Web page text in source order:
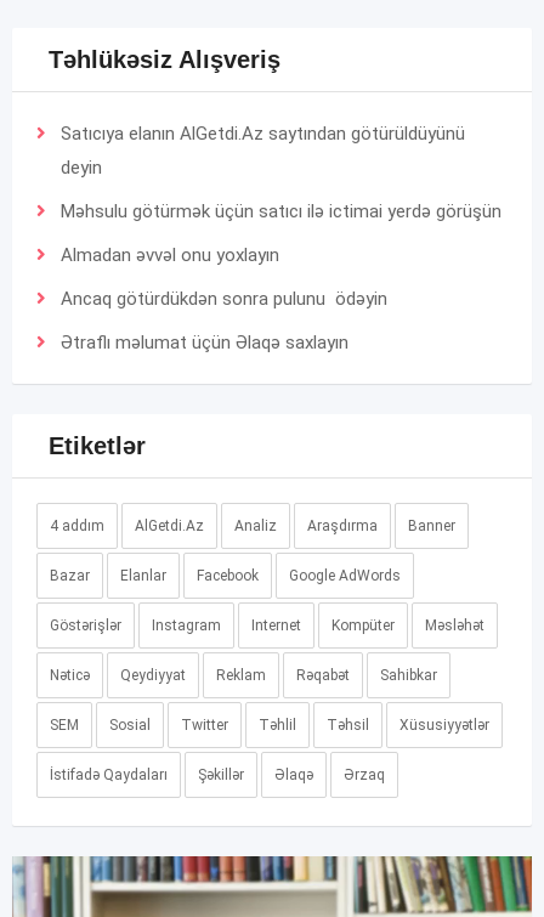
Təhlükəsiz Alışveriş
Satıcıya elanın AlGetdi.Az saytından götürüldüyünü
deyin
Məhsulu götürmək üçün satıcı ilə ictimai yerdə görüşün
Almadan əvvəl onu yoxlayın
Ancaq götürdükdən sonra pulunu ödəyin
Ətraflı məlumat üçün Əlaqə saxlayın
Etiketlər
4 addım AlGetdi.Az Analiz Araşdırma Banner
Bazar Elanlar Facebook Google AdWords
Göstərişlər Instagram Internet Kompüter Məsləhət
Nəticə Qeydiyyat Reklam Rəqabət Sahibkar
SEM Sosial Twitter Təhlil Təhsil Xüsusiyyətlər
İstifadə Qaydaları Şəkillər Əlaqə Ərzaq